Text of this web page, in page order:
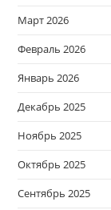
Март 2026
Февраль 2026
Январь 2026
Декабрь 2025
Ноябрь 2025
Октябрь 2025
Сентябрь 2025